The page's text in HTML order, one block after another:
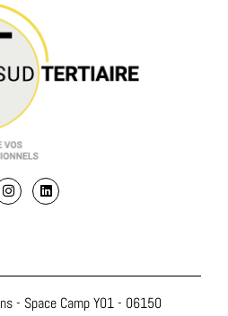
- Space Camp Y01 - 06150